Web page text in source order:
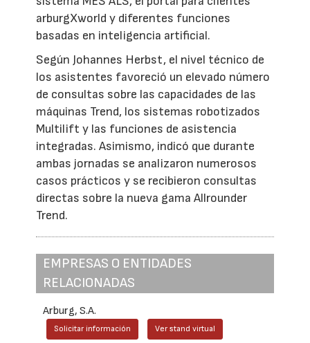
arburgXworld y diferentes funciones
basadas en inteligencia artificial.
Según Johannes Herbst, el nivel técnico de
los asistentes favoreció un elevado número
de consultas sobre las capacidades de las
máquinas Trend, los sistemas robotizados
Multilift y las funciones de asistencia
integradas. Asimismo, indicó que durante
ambas jornadas se analizaron numerosos
casos prácticos y se recibieron consultas
directas sobre la nueva gama Allrounder
Trend.
EMPRESAS O ENTIDADES
RELACIONADAS
Arburg, S.A.
Solicitar información Ver stand virtual